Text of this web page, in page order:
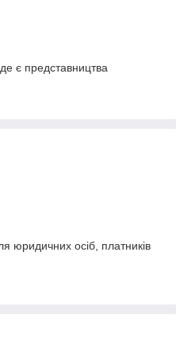
є представництва
юридичних осіб, платників